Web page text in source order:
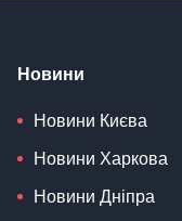
Новини
Новини Києва
Новини Харкова
Новини Дніпра